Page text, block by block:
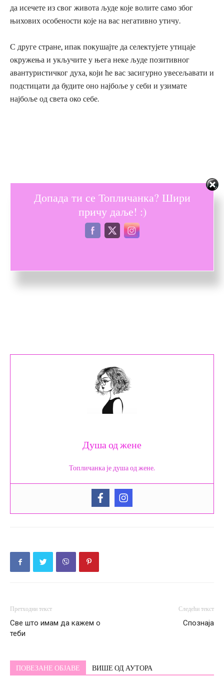
да исечете из свог живота људе које волите само због
њихових особености које на вас негативно утичу.
С друге стране, ипак покушајте да селектујете утицаје
окружења и укључите у њега неке људе позитивног
авантуристичког духа, који ће вас засигурно увесељавати и
подстицати да будите оно најбоље у себи и узимате
најбоље од света око себе.
Душа од жене
Топличанка је душа од жене.
Претходни текст
Све што имам да кажем о
теби
Следећи текст
Спознаја
ПОВЕЗАНЕ ОБЈАВЕ ВИШЕ ОД АУТОРА
Допада ти се Топличанка? Шири
причу даље! :)